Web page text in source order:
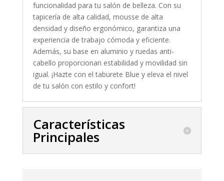
funcionalidad para tu salón de belleza. Con su
tapicería de alta calidad, mousse de alta
densidad y diseño ergonómico, garantiza una
experiencia de trabajo cómoda y eficiente.
Además, su base en aluminio y ruedas anti-
cabello proporcionan estabilidad y movilidad sin
igual. ¡Hazte con el taburete Blue y eleva el nivel
de tu salón con estilo y confort!
Características
Principales